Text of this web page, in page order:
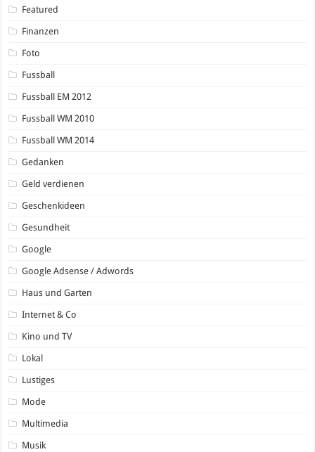
Featured
Finanzen
Foto
Fussball
Fussball EM 2012
Fussball WM 2010
Fussball WM 2014
Gedanken
Geld verdienen
Geschenkideen
Gesundheit
Google
Google Adsense / Adwords
Haus und Garten
Internet & Co
Kino und TV
Lokal
Lustiges
Mode
Multimedia
Musik